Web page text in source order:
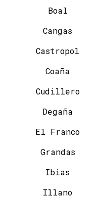
Boal
Cangas
Castropol
Coaña
Cudillero
Degaña
El Franco
Grandas
Ibias
Illano